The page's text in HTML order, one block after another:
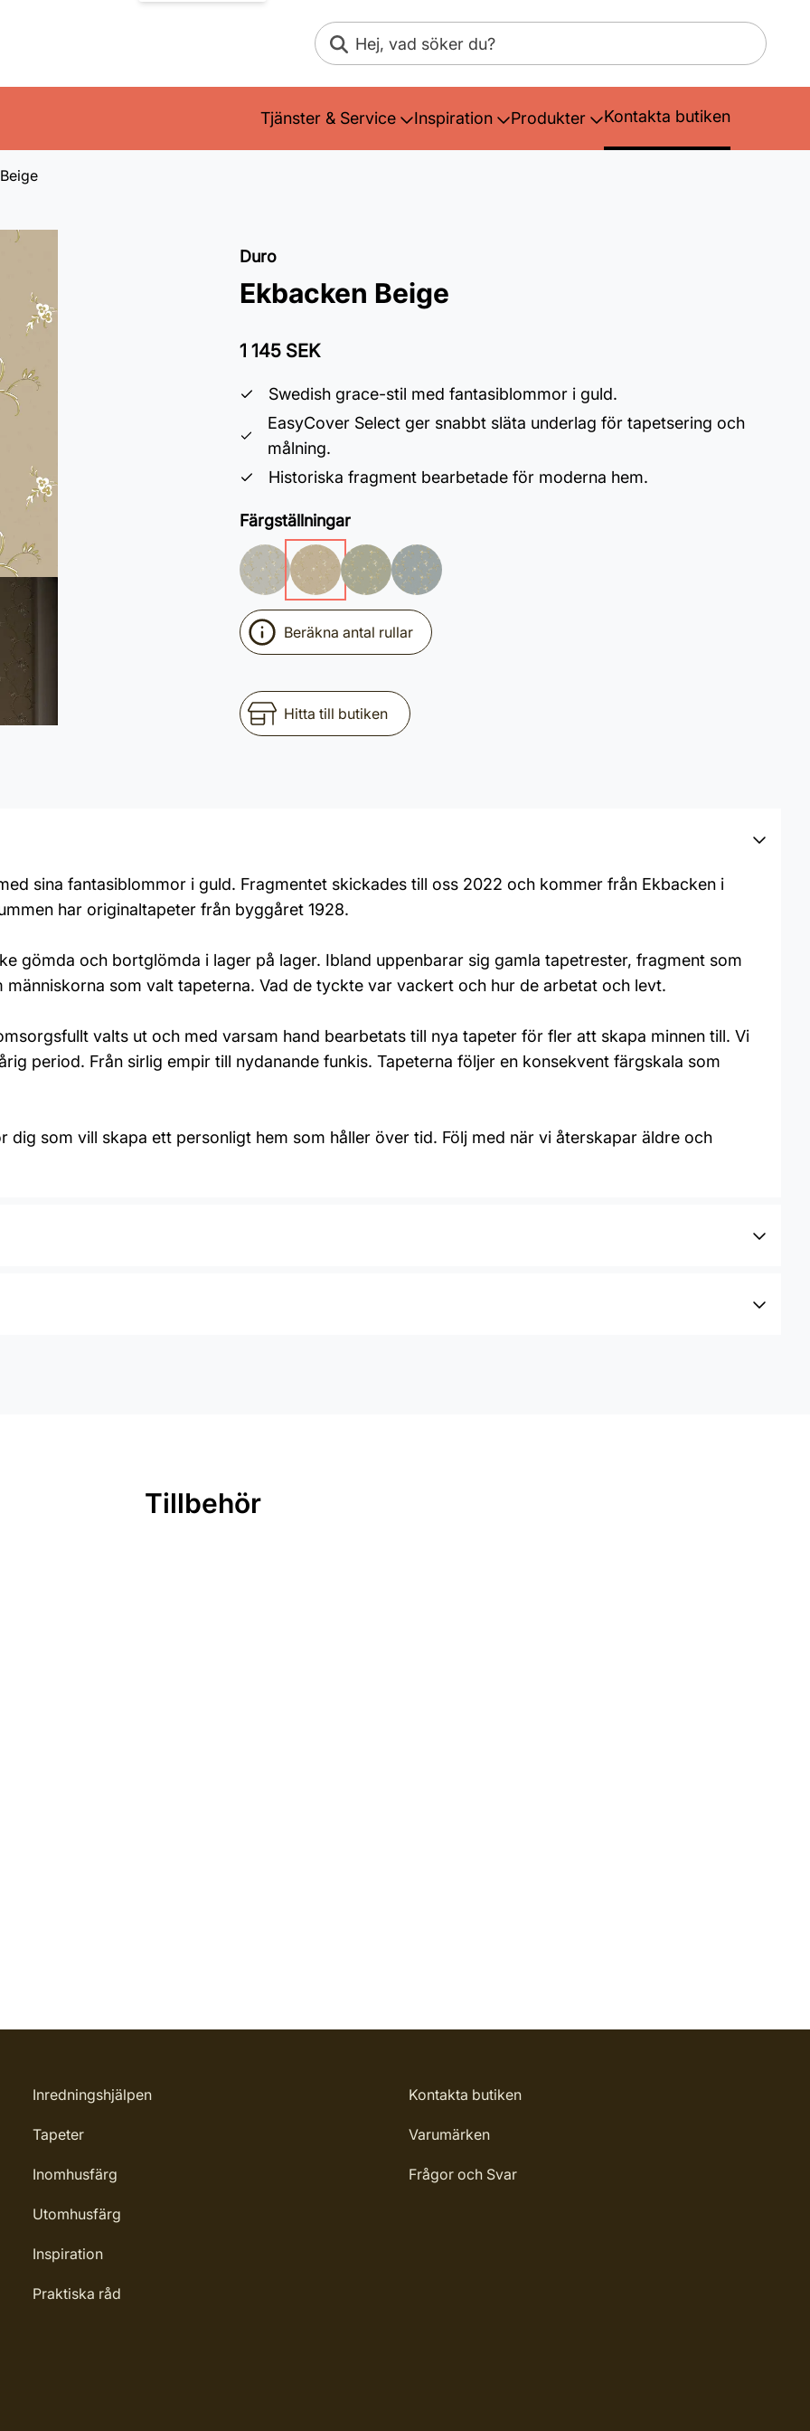
Sök
Tjänster & Service Inspiration Produkter Kontakta butiken
Duro
Ekbacken Beige
1 145 SEK
Swedish grace-stil med fantasiblommor i guld.
EasyCover Select ger snabbt släta underlag för tapetsering och
målning.
Historiska fragment bearbetade för moderna hem.
Färgställningar
Beräkna antal rullar
Hitta till butiken
sina fantasiblommor i guld. Fragmentet skickades till oss 2022 och kommer från Ekbacken i
har originaltapeter från byggåret 1928.
gömda och bortglömda i lager på lager. Ibland uppenbarar sig gamla tapetrester, fragment som
som valt tapeterna. Vad de tyckte var vackert och hur de arbetat och levt.
valts ut och med varsam hand bearbetats till nya tapeter för fler att skapa minnen till. Vi
period. Från sirlig empir till nydanande funkis. Tapeterna följer en konsekvent färgskala som
dig som vill skapa ett personligt hem som håller över tid. Följ med när vi återskapar äldre och
Tillbehör
Inredningshjälpen
Tapeter
Inomhusfärg
Utomhusfärg
Inspiration
Praktiska råd
Kontakta butiken
Varumärken
Frågor och Svar